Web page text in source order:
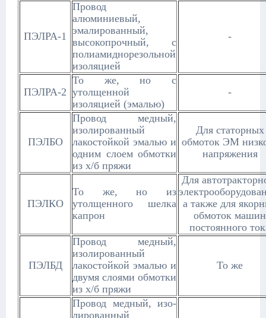
ПЭЛРА-1
Провод
алюминиевый,
эмалированный,
высокопрочный, с
полиамиднорезольной
изоляцией
-
ПЭЛРА-2
То же, но с
утолщенной
изоляцией (эмалью)
-
ПЭЛБО
Провод медный,
изолированный
лакостойкой эмалью и
одним слоем обмотки
из х/б пряжи
Для статорных
обмоток ЭМ
напряжения
ПЭЛКО
То же, но из
утолщенного шелка
капрон
Для
а также для
обмоток машин
постоянного
ПЭЛБД
Провод медный,
изолированный
лакостойкой эмалью и
двумя слоями обмотки
из х/б пряжи
То же
Провод медный, изо-
лированный